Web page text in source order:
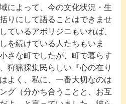
によって、今の文化状況・生
りにして語ることはできませ
ているアボリジニもいれば、
を続けている人たちもいま
さな町でしたが、町で暮らす
狩猟採集民らしい『心の在り
よく、私に、一番大切なのは
グ（分かち合うことと、お互